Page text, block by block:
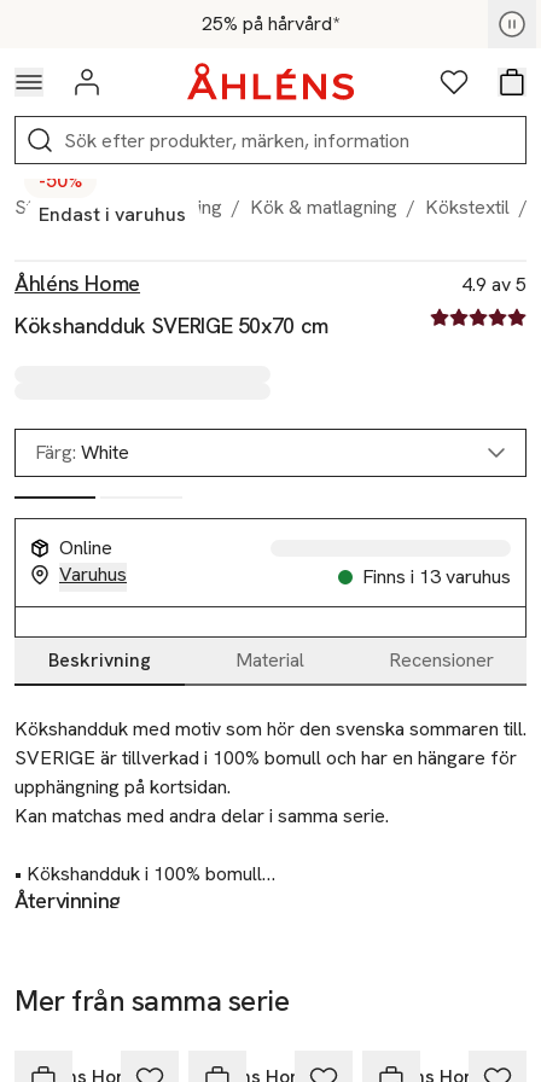
Hoppa till navigationsmenyn25% på hårvård*
För medlemmar - Shoppa nu
Logga in Favoriter
Sök
Start / Hem & inredning / Kök & matlagning / Kökstextil /
-50%
Endast i varuhus
Åhléns Home
Kökshandduk SVERIGE 50x70 cm
4.9 av 5
4.9 av fem
Färg: White
Online
Varuhus
Finns i 13 varuhus
Beskrivning Material Recensioner
Beskrivning
Kökshandduk med motiv som hör den svenska sommaren till.
SVERIGE är tillverkad i 100% bomull och har en hängare för
upphängning på kortsidan.
Kan matchas med andra delar i samma serie.
• Kökshandduk i 100% bomull
• Motiv med svensk sommar
• Matcha med andra delar ur samma serie
Återvinning
Tillverkare
Dalagatan 100
Mer från samma serie